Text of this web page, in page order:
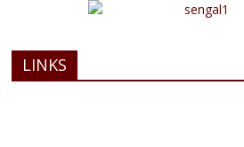
LINKS